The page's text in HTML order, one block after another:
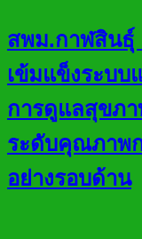
สพม.กาฬสินธุ์
เข้มแข็งระบบ
การดูแลสุขภ
ระดับคุณภาพ
อย่างรอบด้าน